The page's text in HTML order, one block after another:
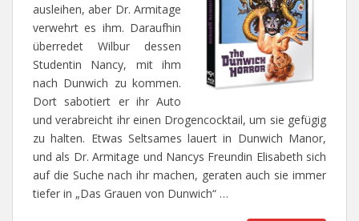
ausleihen, aber Dr. Armitage
verwehrt es ihm. Daraufhin
überredet Wilbur dessen
Studentin Nancy, mit ihm
nach Dunwich zu kommen.
Dort sabotiert er ihr Auto
und verabreicht ihr einen Drogencocktail, um sie gefügig
zu halten. Etwas Seltsames lauert in Dunwich Manor,
und als Dr. Armitage und Nancys Freundin Elisabeth sich
auf die Suche nach ihr machen, geraten auch sie immer
tiefer in „Das Grauen von Dunwich“ …